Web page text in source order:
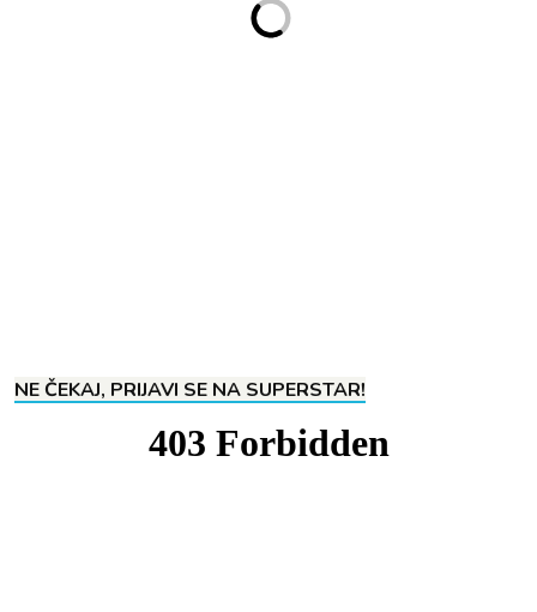
NE ČEKAJ, PRIJAVI SE NA SUPERSTAR!